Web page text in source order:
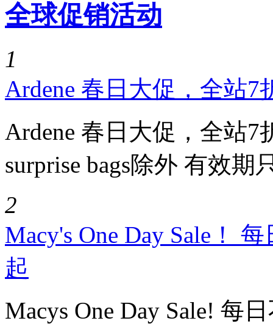
全球促销活动
1
Ardene 春日大促，全站7
Ardene 春日大促，全站7
surprise bags除外 有效期
2
Macy's One Day Sale！
起
Macys One Day Sale! 每